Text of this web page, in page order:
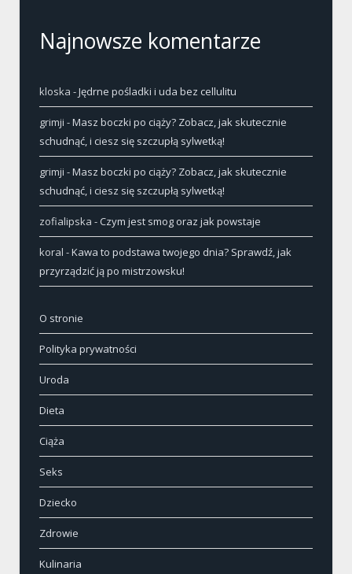
Najnowsze komentarze
kloska -Jędrne pośladki i uda bez cellulitu
grimji -Masz boczki po ciąży? Zobacz, jak skutecznie
schudnąć, i ciesz się szczupłą sylwetką!
grimji -Masz boczki po ciąży? Zobacz, jak skutecznie
schudnąć, i ciesz się szczupłą sylwetką!
zofialipska -Czym jest smog oraz jak powstaje
koral -Kawa to podstawa twojego dnia? Sprawdź, jak
przyrządzić ją po mistrzowsku!
O stronie
Polityka prywatności
Uroda
Dieta
Ciąża
Seks
Dziecko
Zdrowie
Kulinaria